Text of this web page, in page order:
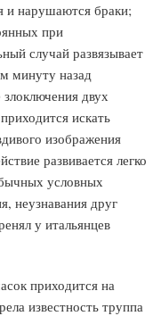
и нарушаются браки;
при
случай развязывает
минуту назад
двух
искать
изображения
развивается легко
условных
неузнавания друг
у итальянцев
приходится на
известность труппа